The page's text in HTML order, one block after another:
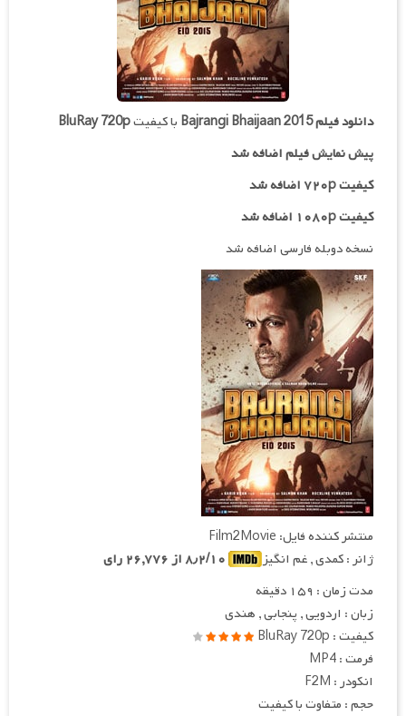
دانلود فیلمBajrangi Bhaijaan 2015 با کیفیتBluRay 720p
پیش نمایش فیلم اضافه شد
کیفیت ۷۲۰p اضافه شد
کیفیت ۱۰۸۰p اضافه شد
نسخه دوبله فارسی اضافه شد
منتشر کننده فایل: Film2Movie
ژانر : کمدی , غم انگیز
مدت زمان : ۱۵۹ دقیقه
زبان : اردویی , پنجابی , هندی
کیفیت : BluRay 720p
فرمت : MP4
انکودر : F2M
حجم : متفاوت با کیفیت